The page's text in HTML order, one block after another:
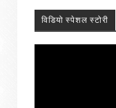
विडियो स्पेशल स्टोरी